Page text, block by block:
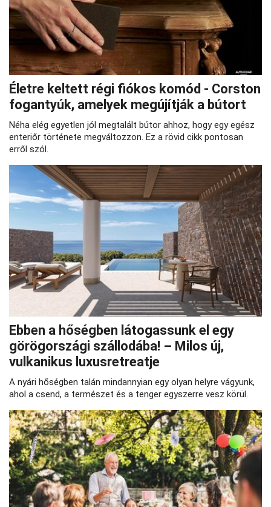
Életre keltett régi fiókos komód - Corston
fogantyúk, amelyek megújítják a bútort
Néha elég egyetlen jól megtalált bútor ahhoz, hogy egy egész
enteriőr története megváltozzon. Ez a rövid cikk pontosan
erről szól.
Ebben a hőségben látogassunk el egy
görögországi szállodába! – Milos új,
vulkanikus luxusretreatje
A nyári hőségben talán mindannyian egy olyan helyre vágyunk,
ahol a csend, a természet és a tenger egyszerre vesz körül.